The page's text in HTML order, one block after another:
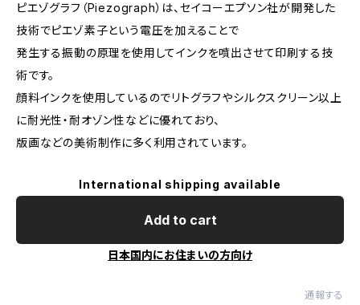
ピエゾグラフ（Piezograph）は、セイコーエプソン社が開発した
技術でピエゾ素子という電圧を加えることで
発生する振動の原理を使用してインクを噴出させて印刷する技
術です。
顔料インクを使用しているのでリトグラフやシルクスクリーン以上
に耐光性・耐オゾン性などに優れており、
版画などの美術制作に多く利用されています。
International shipping available
Add to cart
日本国内にお住まいの方向け
通報する